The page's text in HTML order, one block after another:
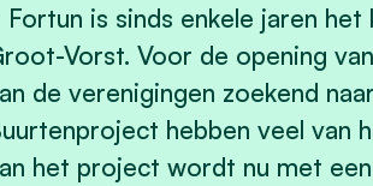
Fortun is sinds enkele jaren
Vorst. Voor de opening
de verenigingen zoekend
hebben veel van
het project wordt nu met